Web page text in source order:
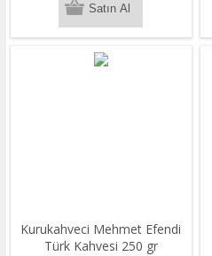
Kurukahveci Mehmet Efendi
Türk Kahvesi 250 gr